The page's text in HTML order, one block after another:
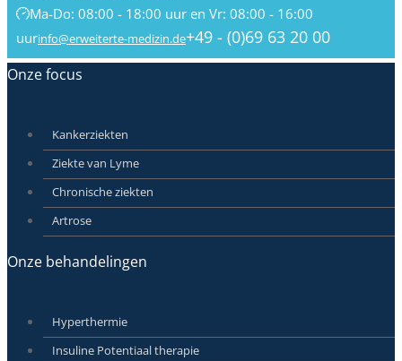
Ma-Do: 08:00 - 18:00 uur en Vr: 08:00 - 16:00
uurinfo@erweiterte-medizin.de+49 - (0)69 63 20 00
Onze focus
Kankerziekten
Ziekte van Lyme
Chronische ziekten
Artrose
Onze behandelingen
Hyperthermie
Insuline Potentiaal therapie